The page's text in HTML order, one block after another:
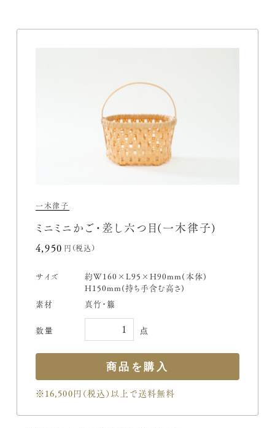
一木律子
ミニミニかご・差し六つ目(一木律子)
4,950円(税込)
サイズ
約W160×L95×H90mm(本体)
H150mm(持ち手含む高さ)
素材
真竹・籐
※16,500円（税込）以上で送料無料